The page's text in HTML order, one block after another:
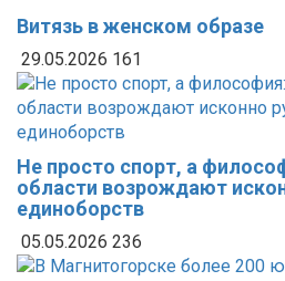
Витязь в женском образе
29.05.2026 161
Не просто спорт, а
области возрождают
единоборств
05.05.2026 236